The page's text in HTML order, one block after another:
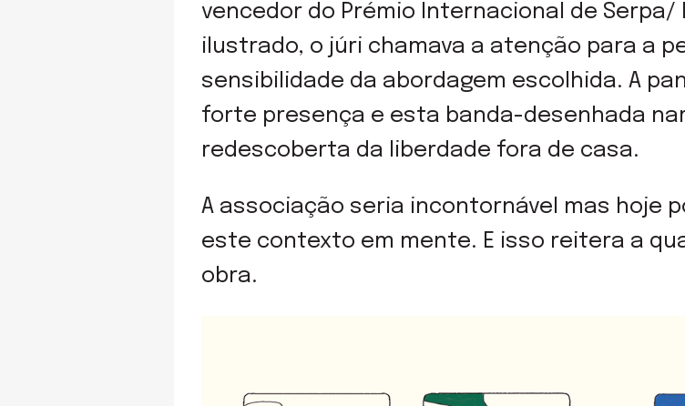
vencedor do Prémio Internacional de Serpa/
ilustrado, o júri chamava a atenção para a
sensibilidade da abordagem escolhida. A
forte presença e esta banda-desenhada
redescoberta da liberdade fora de casa.
A associação seria incontornável mas hoje
este contexto em mente. E isso reitera a
obra.